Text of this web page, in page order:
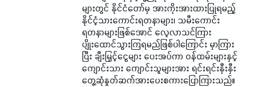
များတွင် နိုင်ငံတော်မှ အားကိုးအားထားပြုရမည့်
နိုင်ငံ့သားကောင်းရတနာများ၊ သမီးကောင်း
ရတနာများဖြစ်အောင် လေ့လာသင်ကြား
ပျိုးထောင်သွားကြရမည်ဖြစ်ပါကြောင်း မှာကြား
ပြီး ချီးမြှင့်ငွေများ ပေးအပ်ကာ ဝန်ထမ်းများနှင့်
ကျောင်းသား ကျောင်းသူများအား ရင်းရင်းနှီးနှီး
တွေ့ဆုံနှုတ်ဆက်အားပေးစကားပြောကြားသည်။